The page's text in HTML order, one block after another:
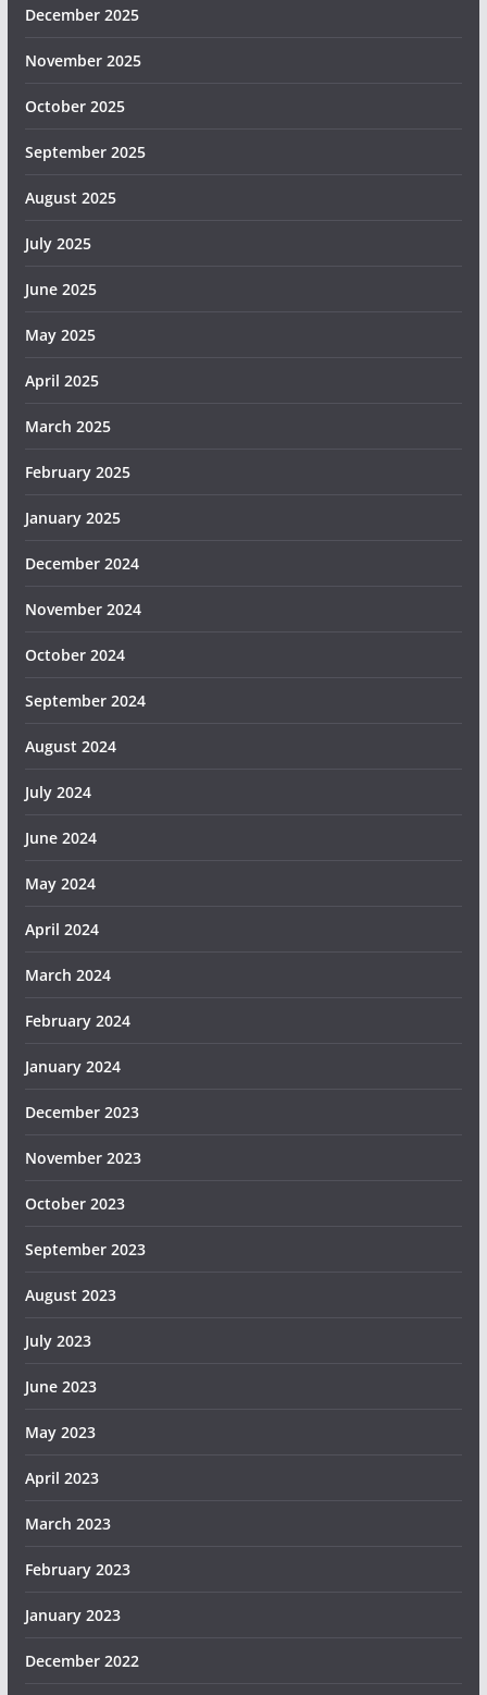
December 2025
November 2025
October 2025
September 2025
August 2025
July 2025
June 2025
May 2025
April 2025
March 2025
February 2025
January 2025
December 2024
November 2024
October 2024
September 2024
August 2024
July 2024
June 2024
May 2024
April 2024
March 2024
February 2024
January 2024
December 2023
November 2023
October 2023
September 2023
August 2023
July 2023
June 2023
May 2023
April 2023
March 2023
February 2023
January 2023
December 2022